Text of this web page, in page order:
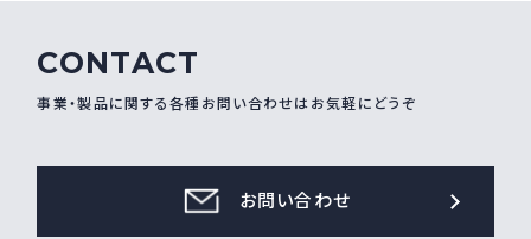
CONTACT
事業・製品に関する各種お問い合わせはお気軽にどうぞ
お問い合わせ